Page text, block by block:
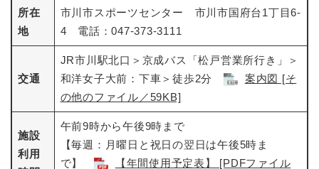
所在
地
市川市スポーツセンター 市川市国府台1丁目6-
4 電話：047-373-3111
交通
JR市川駅北口＞京成バス「松戸営業所行き」＞
和洋女子大前：下車＞徒歩2分
案内図 [そ
の他のファイル／59KB]
施設
利用
午前9時から午後9時まで
【毎週：月曜日と祝日の翌日は午後5時ま
で】
【年間使用予定表】 [PDFファイル